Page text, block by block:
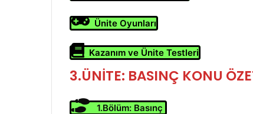
Ünite Oyunları
Kazanım ve Ünite Testleri
3.ÜNİTE: BASINÇ KONU
1.Bölüm: Basınç